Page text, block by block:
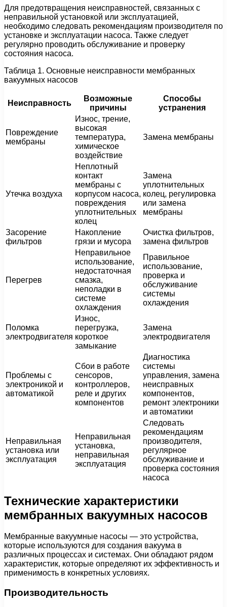
Для предотвращения неисправностей, связанных с
неправильной установкой или эксплуатацией,
необходимо следовать рекомендациям производителя по
установке и эксплуатации насоса. Также следует
регулярно проводить обслуживание и проверку
состояния насоса.
Таблица 1. Основные неисправности мембранных
вакуумных насосов
Неисправность
Возможные
причины
Способы
устранения
Повреждение
мембраны
Износ, трение,
высокая
температура,
химическое
воздействие
Замена мембраны
Утечка воздуха
Неплотный
контакт
мембраны с
корпусом насоса,
повреждения
уплотнительных
колец
Замена
уплотнительных
колец, регулировка
или замена
мембраны
Засорение
фильтров
Накопление
грязи и мусора
Очистка фильтров,
замена фильтров
Перегрев
Неправильное
использование,
недостаточная
смазка,
неполадки в
системе
охлаждения
Правильное
использование,
проверка и
обслуживание
системы
охлаждения
Поломка
электродвигателя
Износ,
перегрузка,
короткое
замыкание
Замена
электродвигателя
Проблемы с
электроникой и
автоматикой
Сбои в работе
сенсоров,
контроллеров,
реле и других
компонентов
Диагностика
системы
управления, замена
неисправных
компонентов,
ремонт электроники
и автоматики
Неправильная
установка или
эксплуатация
Неправильная
установка,
неправильная
эксплуатация
Следовать
рекомендациям
производителя,
регулярное
обслуживание и
проверка состояния
насоса
Технические характеристики
мембранных вакуумных насосов
Мембранные вакуумные насосы — это устройства,
которые используются для создания вакуума в
различных процессах и системах. Они обладают рядом
характеристик, которые определяют их эффективность и
применимость в конкретных условиях.
Производительность